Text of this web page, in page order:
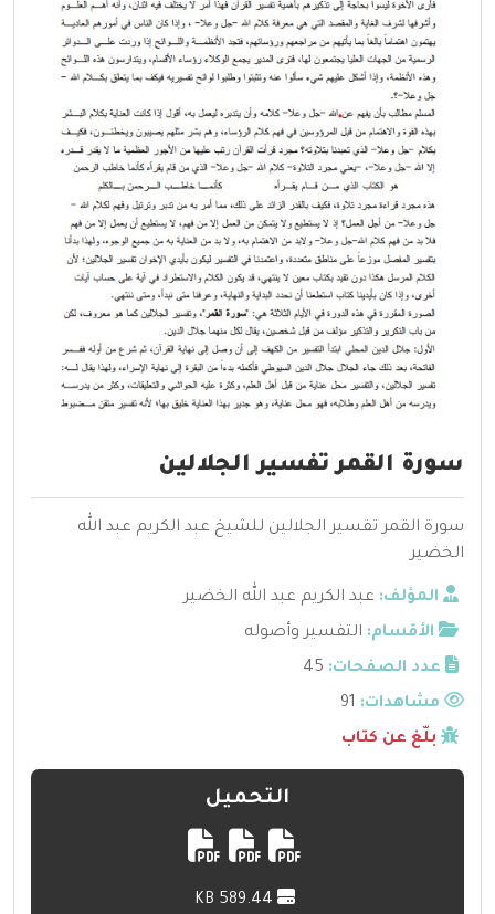
سورة القمر تفسير الجلالين
سورة القمر تفسير الجلالين للشيخ عبد الكريم عبد الله
الخضير
المؤلف: عبد الكريم عبد الله الخضير
الأقسام: التفسير وأصوله
عدد الصفحات: 45
مشاهدات:
بلّغ عن كتاب
التحميل